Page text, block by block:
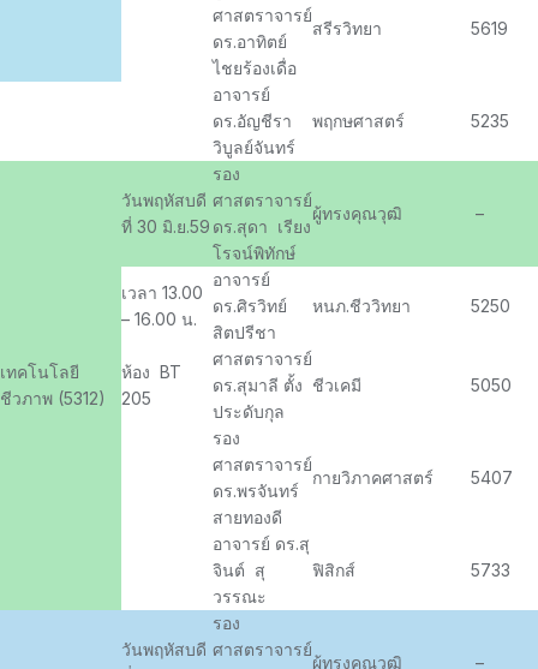
ศาสตราจารย์
ดร.อาทิตย์
ไชยร้องเดื่อ
สรีรวิทยา 5619
อาจารย์
ดร.อัญชีรา
วิบูลย์จันทร์
พฤกษศาสตร์ 5235
เทคโนโลยี
ชีวภาพ (5312)
วันพฤหัสบดี
ที่ 30 มิ.ย.59
รอง
ศาสตราจารย์
ดร.สุดา เรียง
โรจน์พิทักษ์
ผู้ทรงคุณวุฒิ –
เวลา 13.00
– 16.00 น.
อาจารย์
ดร.ศิรวิทย์
สิตปรีชา
หนภ.ชีววิทยา 5250
ห้อง BT
205
ศาสตราจารย์
ดร.สุมาลี ตั้ง
ประดับกุล
ชีวเคมี 5050
รอง
ศาสตราจารย์
ดร.พรจันทร์
สายทองดี
กายวิภาคศาสตร์ 5407
อาจารย์ ดร.สุ
จินต์ สุ
วรรณะ
ฟิสิกส์ 5733
วันพฤหัสบดี
รอง
ศาสตราจารย์
ผู้ทรงคุณวุฒิ –